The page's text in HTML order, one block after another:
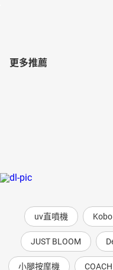
更多推薦
uv直噴機
JUST BLOOM
小腿按摩機